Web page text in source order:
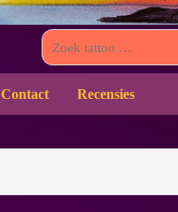
Contact Recensies